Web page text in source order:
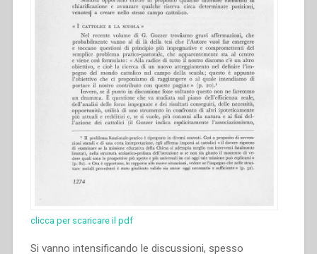
clicca per scaricare il pdf
Si vanno intensificando le discussioni, spesso